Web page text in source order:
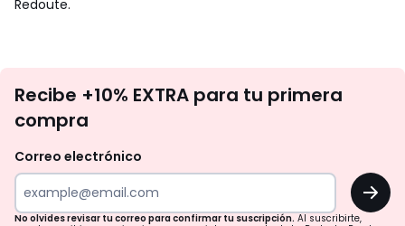
Redoute.
te
tu
Recibe +10% EXTRA para tu primera
compra
Correo electrónico
OK
No olvides revisar tu correo para confirmar tu suscripción. Al suscribirte,